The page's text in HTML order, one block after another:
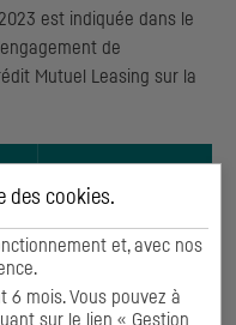
est indiquée dans le
de
Mutuel
Leasing sur la
34
des cookies.
et, avec nos
6 mois. Vous pouvez à
sur le lien « Gestion